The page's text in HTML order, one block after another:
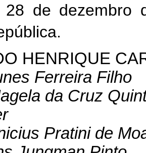
28 de dezembro
HENRIQUE
Ferreira Filho
da Cruz
Pratini de